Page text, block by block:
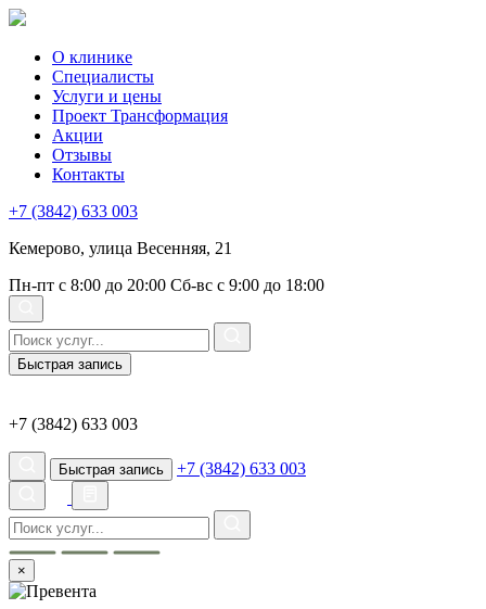
О клинике
Специалисты
Услуги и цены
Проект Трансформация
Акции
Отзывы
Контакты
+7 (3842) 633 003
Кемерово, улица Весенняя, 21
Пн-пт с 8:00 до 20:00 Сб-вс с 9:00 до 18:00
Быстрая запись
+7 (3842) 633 003
Быстрая запись +7 (3842) 633 003
×